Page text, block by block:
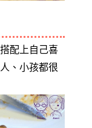
配上自己喜
、小孩都很